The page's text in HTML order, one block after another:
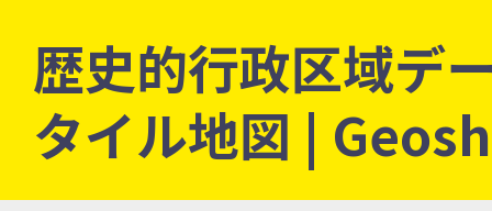
歴史的行政区域デ
タイル地図 |